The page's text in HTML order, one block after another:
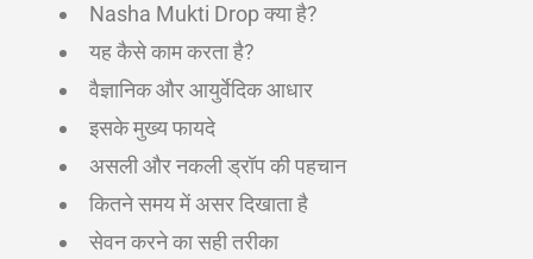
Nasha Mukti Drop क्या है?
यह कैसे काम करता है?
वैज्ञानिक और आयुर्वेदिक आधार
इसके मुख्य फायदे
असली और नकली ड्रॉप की पहचान
कितने समय में असर दिखाता है
सेवन करने का सही तरीका